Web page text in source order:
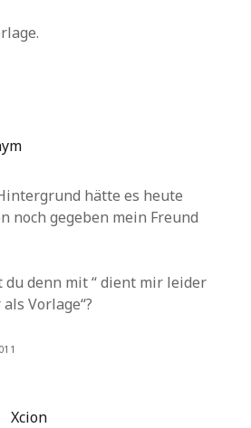
hätte es heute
noch gegeben mein Freund
du denn mit “ dient mir leider
Vorlage“?
Xcion